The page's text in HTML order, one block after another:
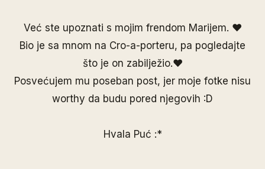
Već ste upoznati s mojim frendom Marijem. ♥
Bio je sa mnom na Cro-a-porteru, pa pogledajte
što je on zabilježio.♥
Posvećujem mu poseban post, jer moje fotke nisu
worthy da budu pored njegovih :D
Hvala Puć :*